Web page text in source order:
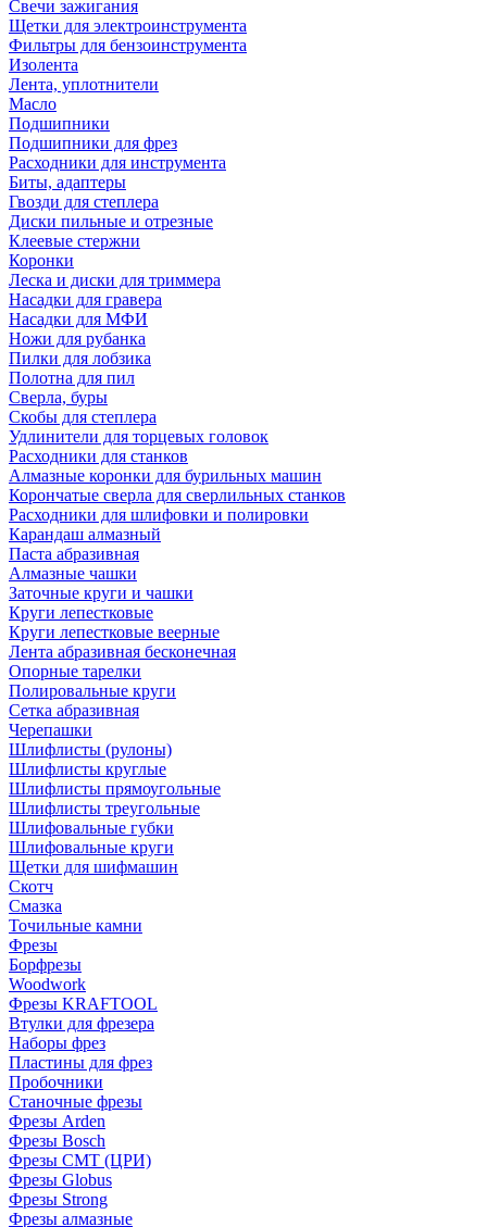
Свечи зажигания
Щетки для электроинструмента
Фильтры для бензоинструмента
Изолента
Лента, уплотнители
Масло
Подшипники
Подшипники для фрез
Расходники для инструмента
Биты, адаптеры
Гвозди для степлера
Диски пильные и отрезные
Клеевые стержни
Коронки
Леска и диски для триммера
Насадки для гравера
Насадки для МФИ
Ножи для рубанка
Пилки для лобзика
Полотна для пил
Сверла, буры
Скобы для степлера
Удлинители для торцевых головок
Расходники для станков
Алмазные коронки для бурильных машин
Корончатые сверла для сверлильных станков
Расходники для шлифовки и полировки
Карандаш алмазный
Паста абразивная
Алмазные чашки
Заточные круги и чашки
Круги лепестковые
Круги лепестковые веерные
Лента абразивная бесконечная
Опорные тарелки
Полировальные круги
Сетка абразивная
Черепашки
Шлифлисты (рулоны)
Шлифлисты круглые
Шлифлисты прямоугольные
Шлифлисты треугольные
Шлифовальные губки
Шлифовальные круги
Щетки для шифмашин
Скотч
Смазка
Точильные камни
Фрезы
Борфрезы
Woodwork
Фрезы KRAFTOOL
Втулки для фрезера
Наборы фрез
Пластины для фрез
Пробочники
Станочные фрезы
Фрезы Arden
Фрезы Bosch
Фрезы CMT (ЦРИ)
Фрезы Globus
Фрезы Strong
Фрезы алмазные